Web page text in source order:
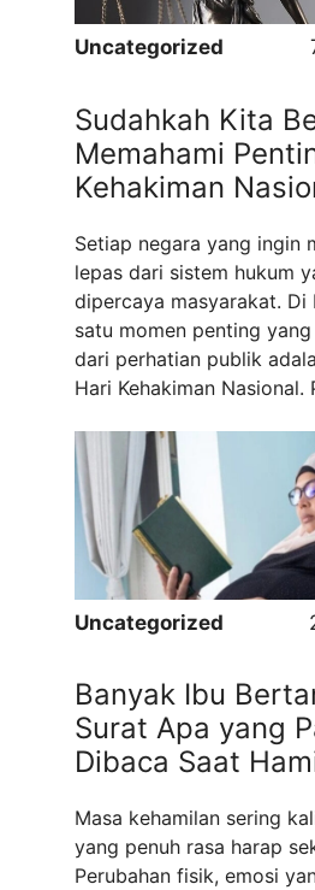
Uncategorized
Sudahkah Kita
Memahami
Kehakiman
Indonesia
Setiap negara yang ingin
lepas dari sistem hukum
dipercaya masyarakat. Di
satu momen penting
dari perhatian publik
Hari Kehakiman Nasional.
Kehakiman Nasional bukan
seremoni tahunan,
besar tentang keadilan,
arah penegakan ...
Read
Uncategorized
Banyak Ibu
Surat Apa yang
Dibaca Saat
Terjaga?
Masa kehamilan sering
yang penuh rasa harap
Perubahan fisik, emosi